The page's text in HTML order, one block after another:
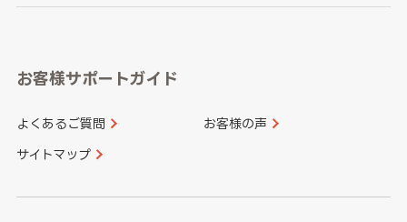
愛知県
和歌山県
山口県
香川県 愛媛県
長崎県
大分県 宮崎県
お客様サポートガイド
よくあるご質問 お客様の声
サイトマップ